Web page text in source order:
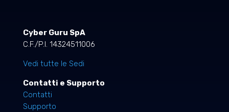
Cyber Guru SpA
C.F./P.I. 14324511006
Vedi tutte le Sedi
Contatti e Supporto
Contatti
Supporto